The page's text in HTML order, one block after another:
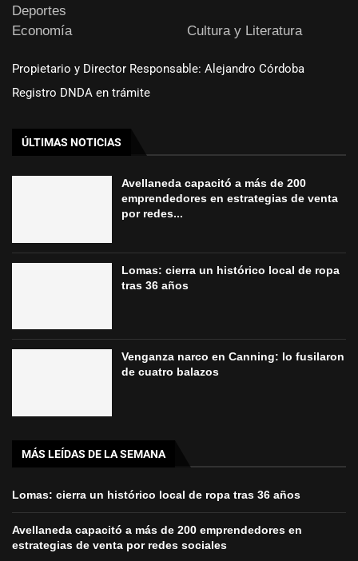
Deportes
Economía
Cultura y Literatura
Propietario y Director Responsable: Alejandro Córdoba
Registro DNDA en trámite
ÚLTIMAS NOTICIAS
Avellaneda capacitó a más de 200
emprendedores en estrategias de venta
por redes...
Lomas: cierra un histórico local de ropa
tras 36 años
Venganza narco en Canning: lo fusilaron
de cuatro balazos
MÁS LEÍDAS DE LA SEMANA
Lomas: cierra un histórico local de ropa tras 36 años
Avellaneda capacitó a más de 200 emprendedores en
estrategias de venta por redes sociales